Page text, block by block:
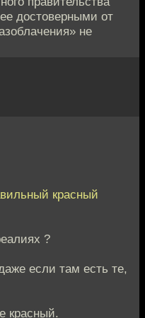
достоверными от
не
красный
?
если там есть те,
красный.